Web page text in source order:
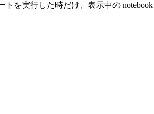
を実行した時だけ、表示中の notebook